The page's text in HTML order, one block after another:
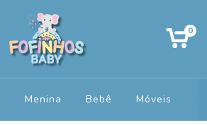
0
Menina Bebê Móveis